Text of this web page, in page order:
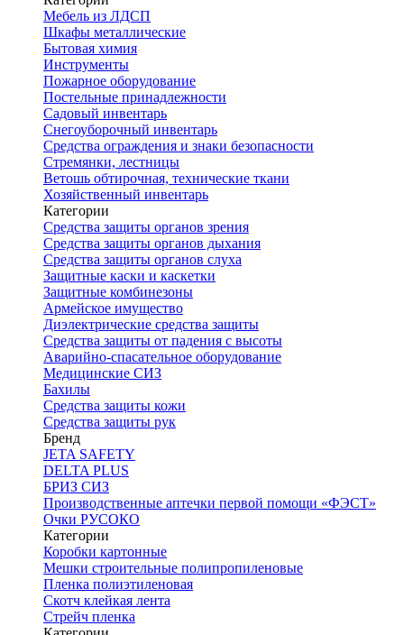
Мебель из ЛДСП
Шкафы металлические
Бытовая химия
Инструменты
Пожарное оборудование
Постельные принадлежности
Садовый инвентарь
Снегоуборочный инвентарь
Средства ограждения и знаки безопасности
Стремянки, лестницы
Ветошь обтирочная, технические ткани
Хозяйственный инвентарь
Категории
Средства защиты органов зрения
Средства защиты органов дыхания
Средства защиты органов слуха
Защитные каски и каскетки
Защитные комбинезоны
Армейское имущество
Диэлектрические средства защиты
Средства защиты от падения с высоты
Аварийно-спасательное оборудование
Медицинские СИЗ
Бахилы
Средства защиты кожи
Средства защиты рук
Бренд
JETA SAFETY
DELTA PLUS
БРИЗ СИЗ
Производственные аптечки первой помощи «ФЭСТ»
Очки РУСОКО
Категории
Коробки картонные
Мешки строительные полипропиленовые
Пленка полиэтиленовая
Скотч клейкая лента
Стрейч пленка